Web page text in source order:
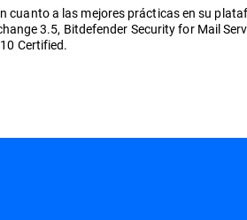
cuanto a las mejores prácticas en su
3.5, Bitdefender Security for Mail
Certified.